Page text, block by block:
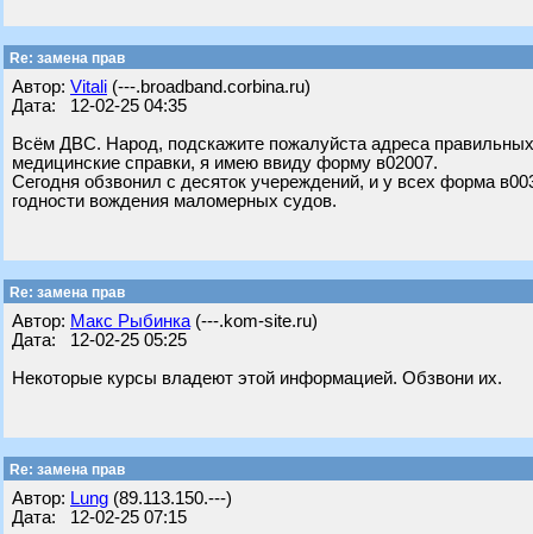
Re: замена прав
Автор: Vitali (---.broadband.corbina.ru)
Дата: 12-02-25 04:35
Всём ДВС. Народ, подскажите пожалуйста адреса
медицинские справки, я имею ввиду форму в02007.
Сегодня обзвонил с десяток учереждений, и у всех форма
годности вождения маломерных судов.
Re: замена прав
Автор: Макс Рыбинка (---.kom-site.ru)
Дата: 12-02-25 05:25
Некоторые курсы владеют этой информацией. Обзвони их.
Re: замена прав
Автор: Lung (89.113.150.---)
Дата: 12-02-25 07:15